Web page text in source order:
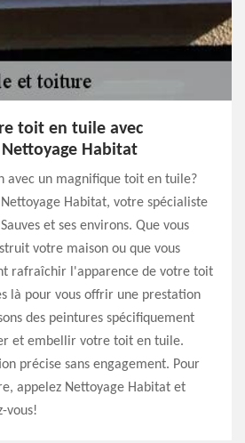
toit en tuile avec
Habitat
avec un magnifique toit en tuile?
Habitat, votre spécialiste
et ses environs. Que vous
votre maison ou que vous
rafraîchir l'apparence de votre toit
là pour vous offrir une prestation
des peintures spécifiquement
et embellir votre toit en tuile.
précise sans engagement. Pour
appelez Nettoyage Habitat et
vous!